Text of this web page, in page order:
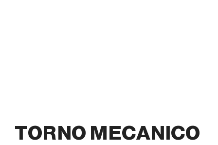
TORNO MECANICO